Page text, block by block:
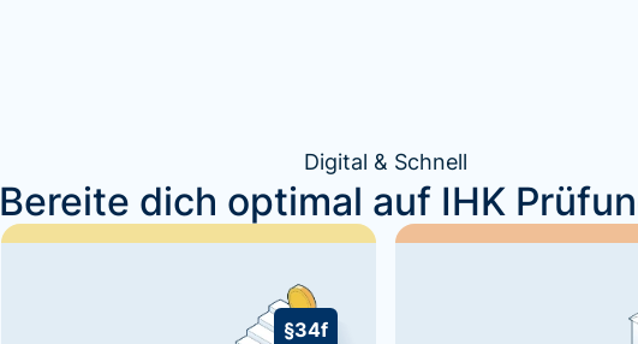
Digital & Schnell
Bereite dich optimal auf IHK
§34f